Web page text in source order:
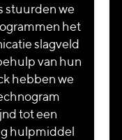
stuurden we
het
slagveld
van hun
hebben we
tot een
hulpmiddel